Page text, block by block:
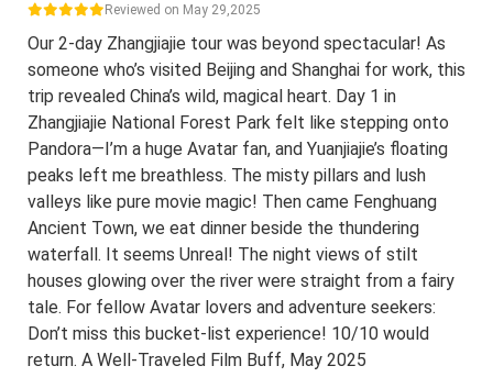
Reviewed on May 29,2025
Our 2-day Zhangjiajie tour was beyond spectacular! As
someone who’s visited Beijing and Shanghai for work, this
trip revealed China’s wild, magical heart. Day 1 in
Zhangjiajie National Forest Park felt like stepping onto
Pandora—I’m a huge Avatar fan, and Yuanjiajie’s floating
peaks left me breathless. The misty pillars and lush
valleys like pure movie magic! Then came Fenghuang
Ancient Town, we eat dinner beside the thundering
waterfall. It seems Unreal! The night views of stilt
houses glowing over the river were straight from a fairy
tale. For fellow Avatar lovers and adventure seekers:
Don’t miss this bucket-list experience! 10/10 would
return. A Well-Traveled Film Buff, May 2025